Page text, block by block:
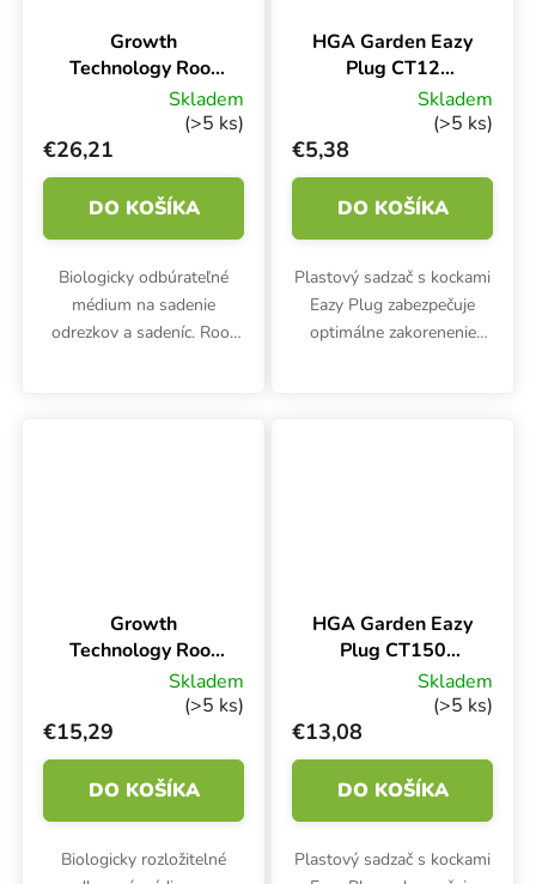
Growth
Technology Root
Riot 100, kocky
na sadenie bez
sadzača 100 ks
Skladem
(>5 ks)
€26,21
DO KOŠÍKA
Biologicky odbúrateľné
médium na sadenie
odrezkov a sadeníc. Root
HGA Garden Eazy
Plug CT12
Podnos, kvetináč
Skladem
(>5 ks)
€5,38
DO KOŠÍKA
Plastový sadzač s kockami
Eazy Plug zabezpečuje
optimálne zakorenenie
Growth
Technology Root
Riot 50,
sadbovací kostky
bez sadbovače 50
ks
Skladem
(>5 ks)
€15,29
DO KOŠÍKA
Biologicky rozložitelné
HGA Garden Eazy
Plug CT150
Podnos, kvetináč
Skladem
(>5 ks)
€13,08
DO KOŠÍKA
Plastový sadzač s kockami